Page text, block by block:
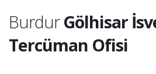
BurdurGölhisar
Tercüman Ofisi